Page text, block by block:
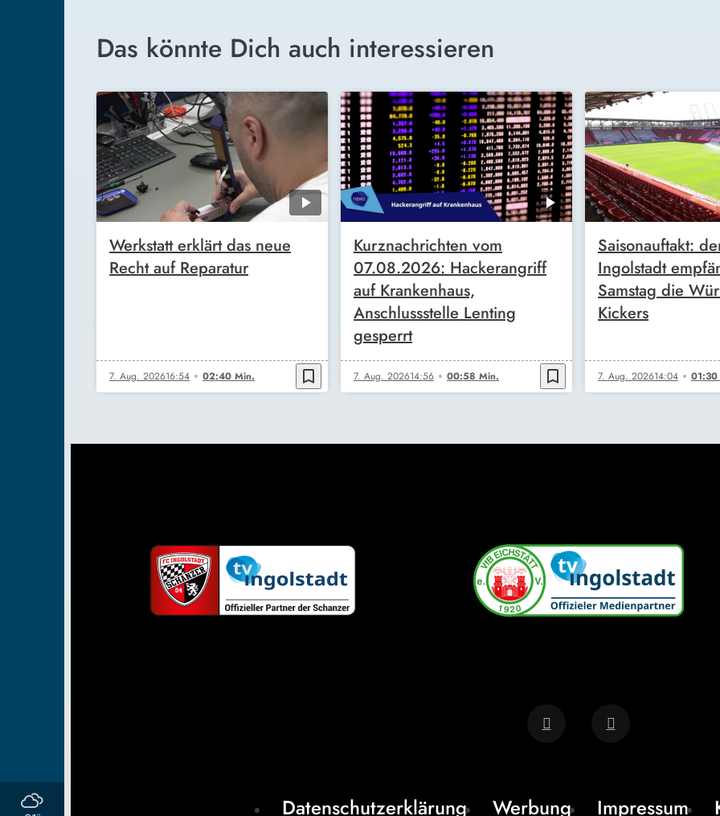
Das könnte Dich auch interessieren
Werkstatt erklärt das neue
Recht auf Reparatur
7. Aug. 202616:54 02:40 Min. bookmark_border
Kurznachrichten vom
07.08.2026: Hackerangriff
auf Krankenhaus,
Anschlussstelle Lenting
gesperrt
7. Aug. 202614:56 00:58 Min. bookmark_border
Saisonauftakt:
Ingolstadt
Samstag die
Kickers
7. Aug. 202614:04 01:30
Datenschutzerklärung Werbung Impressum